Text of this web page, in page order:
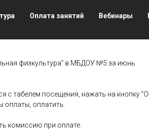
Оплата занятий Вебинары
физкультура" в МБДОУ №5 за июнь
с табелем посещения, нажать на кнопку
оплатить.
комиссию при оплате.